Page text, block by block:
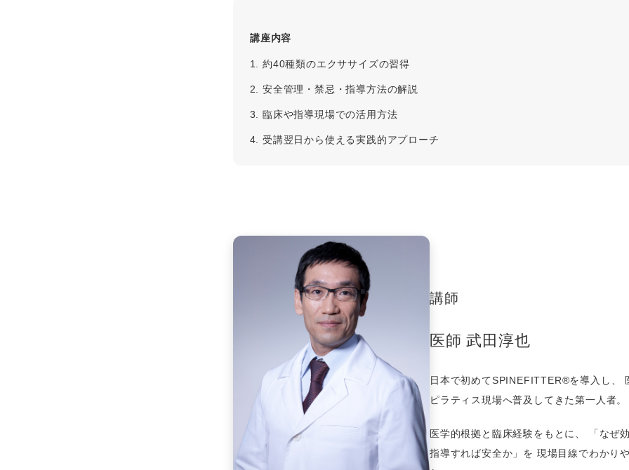
講座内容
約40種類のエクササイズの習得
安全管理・禁忌・指導方法の解説
臨床や指導現場での活用方法
受講翌日から使える実践的アプローチ
講師
医師 武田淳也
日本で初めてSPINEFITTER®を導入し、
ピラティス現場へ普及してきた第一人者。
医学的根拠と臨床経験をもとに、 「なぜ
指導すれば安全か」を 現場目線でわかり